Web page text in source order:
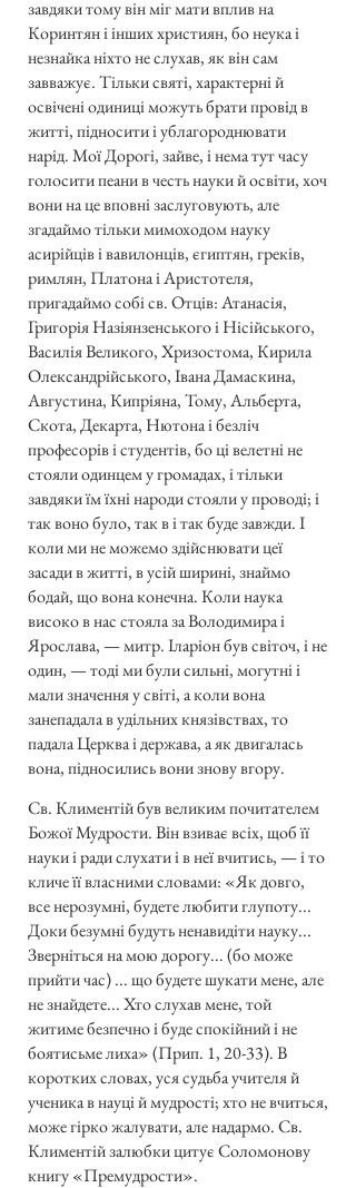
завдяки тому він міг мати вплив на
Коринтян і інших християн, бо неука і
незнайка ніхто не слухав, як він сам
завважує. Тільки святі, характерні й
освічені одиниці можуть брати провід в
житті, підносити і ублагороднювати
нарід. Мої Дорогі, зайве, і нема тут часу
голосити пеани в честь науки й освіти, хоч
вони на це вповні заслуговують, але
згадаймо тільки мимоходом науку
асирійців і вавилонців, єгиптян, греків,
римлян, Платона і Аристотеля,
пригадаймо собі св. Отців: Атанасія,
Григорія Назіянзенського і Нісійського,
Василія Великого, Хризостома, Кирила
Олександрійського, Івана Дамаскина,
Августина, Кипріяна, Тому, Альберта,
Скота, Декарта, Нютона і безліч
професорів і студентів, бо ці велетні не
стояли одинцем у громадах, і тільки
завдяки їм їхні народи стояли у проводі; і
так воно було, так в і так буде завжди. І
коли ми не можемо здійснювати цеї
засади в житті, в усій ширині, знаймо
бодай, що вона конечна. Коли наука
високо в нас стояла за Володимира і
Ярослава, — митр. Іларіон був світоч, і не
один, — тоді ми були сильні, могутні і
мали значення у світі, а коли вона
занепадала в удільних князівствах, то
падала Церква і держава, а як двигалась
вона, підносились вони знову вгору.
Св. Климентій був великим почитателем
Божої Мудрости. Він взиває всіх, щоб її
науки і ради слухати і в неї вчитись, — і то
кличе її власними словами: «Як довго,
все нерозумні, будете любити глупоту...
Доки безумні будуть ненавидіти науку...
Зверніться на мою дорогу... (бо може
прийти час) ... що будете шукати мене, але
не знайдете... Хто слухав мене, той
житиме безпечно і буде спокійний і не
боятисьме лиха» (Прип. 1, 20-33). В
коротких словах, уся судьба учителя й
ученика в науці й мудрості; хто не вчиться,
може гірко жалувати, але надармо. Св.
Климентій залюбки цитує Соломонову
книгу «Премудрости».